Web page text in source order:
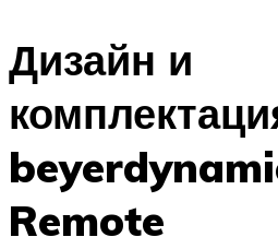
Дизайн и
Remote